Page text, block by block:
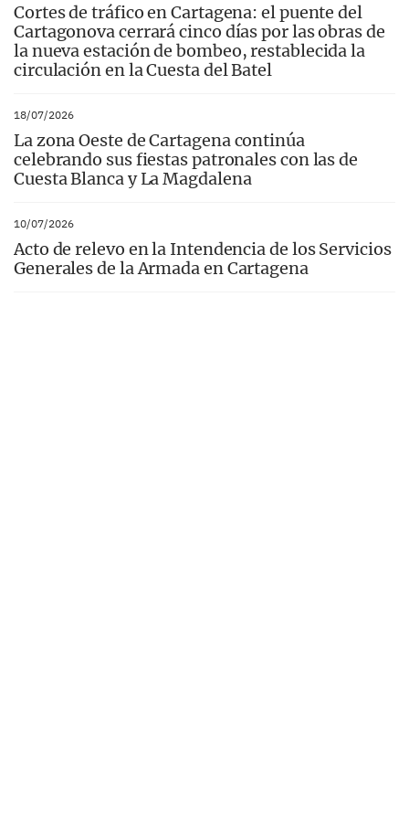
Cortes de tráfico en Cartagena: el puente del
Cartagonova cerrará cinco días por las obras de
la nueva estación de bombeo, restablecida la
circulación en la Cuesta del Batel
18/07/2026
La zona Oeste de Cartagena continúa
celebrando sus fiestas patronales con las de
Cuesta Blanca y La Magdalena
10/07/2026
Acto de relevo en la Intendencia de los Servicios
Generales de la Armada en Cartagena